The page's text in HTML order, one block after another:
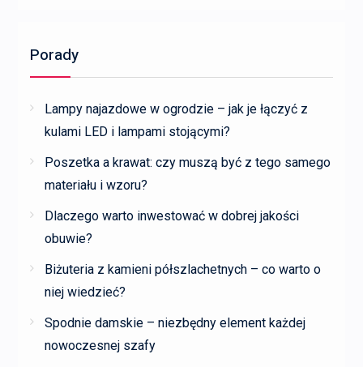
Porady
Lampy najazdowe w ogrodzie – jak je łączyć z
kulami LED i lampami stojącymi?
Poszetka a krawat: czy muszą być z tego samego
materiału i wzoru?
Dlaczego warto inwestować w dobrej jakości
obuwie?
Biżuteria z kamieni półszlachetnych – co warto o
niej wiedzieć?
Spodnie damskie – niezbędny element każdej
nowoczesnej szafy